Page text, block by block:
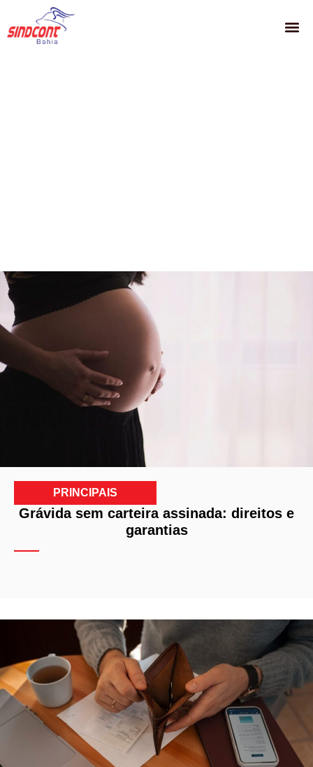
PRINCIPAIS
Grávida sem carteira assinada: direitos e
garantias